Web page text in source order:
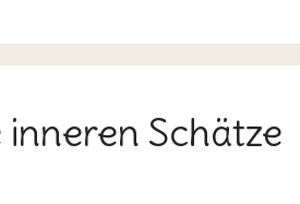
Schätze